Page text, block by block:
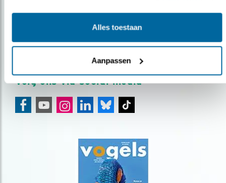
Alles toestaan
Aanpassen
over vogels en activiteiten van Vogelbescherming.
AANMELDEN VOGELNIEUWS
Volg ons via social media